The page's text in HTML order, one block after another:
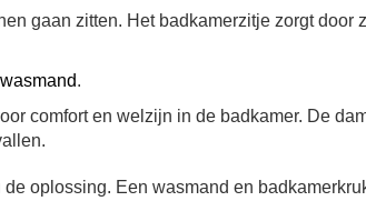
gaan zitten. Het badkamerzitje zorgt door
wasmand.
comfort en welzijn in de badkamer. De
oplossing. Een wasmand en